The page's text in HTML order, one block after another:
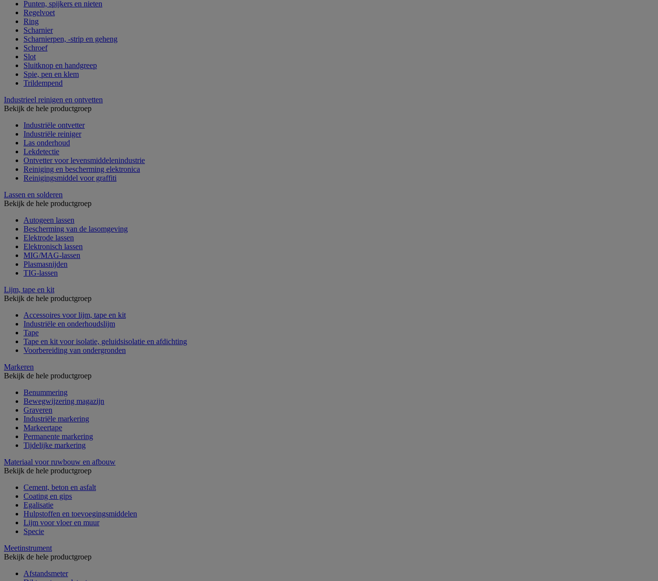
Punten, spijkers en nieten
Regelvoet
Ring
Scharnier
Scharnierpen, -strip en geheng
Schroef
Slot
Sluitknop en handgreep
Spie, pen en klem
Trildempend
Industrieel reinigen en ontvetten
Bekijk de hele productgroep
Industriële ontvetter
Industriële reiniger
Las onderhoud
Lekdetectie
Ontvetter voor levensmiddelenindustrie
Reiniging en bescherming elektronica
Reinigingsmiddel voor graffiti
Lassen en solderen
Bekijk de hele productgroep
Autogeen lassen
Bescherming van de lasomgeving
Elektrode lassen
Elektronisch lassen
MIG/MAG-lassen
Plasmasnijden
TIG-lassen
Lijm, tape en kit
Bekijk de hele productgroep
Accessoires voor lijm, tape en kit
Industriële en onderhoudslijm
Tape
Tape en kit voor isolatie, geluidsisolatie en afdichting
Voorbereiding van ondergronden
Markeren
Bekijk de hele productgroep
Benummering
Bewegwijzering magazijn
Graveren
Industriële markering
Markeertape
Permanente markering
Tijdelijke markering
Materiaal voor ruwbouw en afbouw
Bekijk de hele productgroep
Cement, beton en asfalt
Coating en gips
Egalisatie
Hulpstoffen en toevoegingsmiddelen
Lijm voor vloer en muur
Specie
Meetinstrument
Bekijk de hele productgroep
Afstandsmeter